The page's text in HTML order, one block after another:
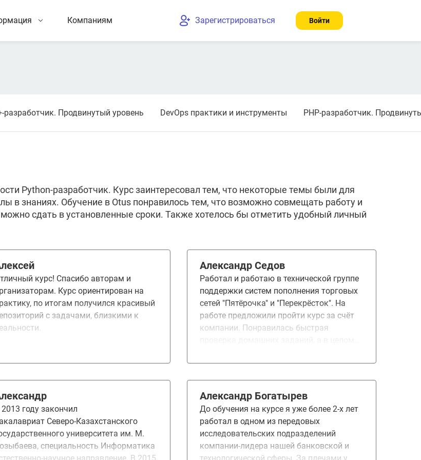
Компаниям Зарегистрироваться Войти
разработчик. Продвинутый уровень DevOps практики и инструменты PHP-разработчик.
Python-разработчик. Курс заинтересовал тем, что некоторые темы были для
в знаниях. Обучение в Otus понравилось тем, что возможно совмещать работу и
сдать в установленные сроки. Также хотелось бы отметить удобный личный
курс! Спасибо авторам и
Курс ориентирован на
по итогам получился красивый
с задачами, близкими к
Александр Седов
Работал и работаю в технической группе
поддержки систем пополнения торговых
сетей "Пятёрочка" и "Перекрёсток". На
работе предложили пройти курс за счёт
компании. Понравилась быстрая
домашние задания были разбиты на
каждая домашняя работа занимала
времени как целый проект. Обучение
дало понимание в разработке
приложений и возможность
оптимизировать рутинную работу. В
году закончил
Северо-Казахстанского
университета им. М.
специальность Информатика
Александр Богатырев
До обучения на курсе я уже более 2-х лет
работал в одном из передовых
исследовательских подразделений
компании-лидера нашей банковской и